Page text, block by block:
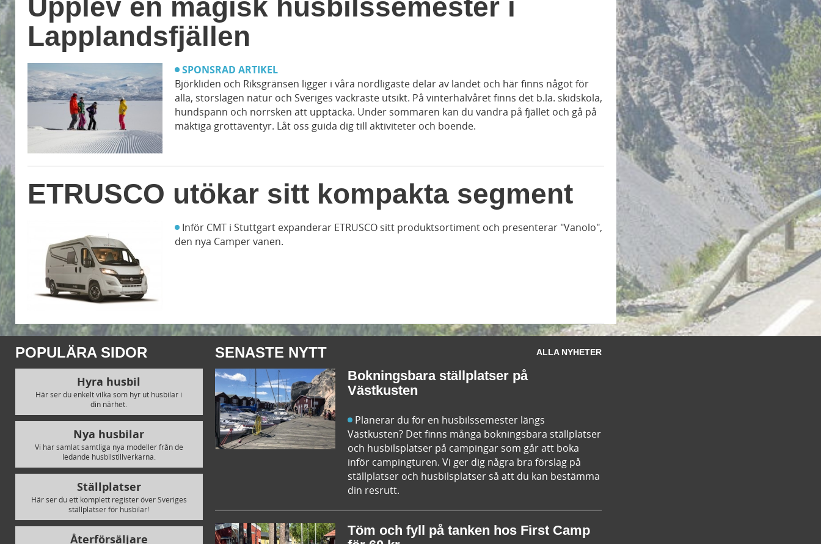
Upplev en magisk husbilssemester i
Lapplandsfjällen
SPONSRAD ARTIKEL
Björkliden och Riksgränsen ligger i våra nordligaste delar av landet och här finns något för
alla, storslagen natur och Sveriges vackraste utsikt. På vinterhalvåret finns det b.la. skidskola,
hundspann och norrsken att upptäcka. Under sommaren kan du vandra på fjället och gå på
mäktiga grottäventyr. Låt oss guida dig till aktiviteter och boende.
ETRUSCO utökar sitt kompakta segment
Inför CMT i Stuttgart expanderar ETRUSCO sitt produktsortiment och presenterar "Vanolo",
den nya Camper vanen.
POPULÄRA SIDOR
Hyra husbil
Här ser du enkelt vilka som hyr ut husbilar i
din närhet.
Nya husbilar
Vi har samlat samtliga nya modeller från de
ledande husbilstillverkarna.
Ställplatser
Här ser du ett komplett register över Sveriges
ställplatser för husbilar!
Återförsäljare
SENASTE NYTT ALLA NYHETER
Bokningsbara ställplatser på
Västkusten
Planerar du för en husbilssemester längs
Västkusten? Det finns många bokningsbara ställplatser
och husbilsplatser på campingar som går att boka
inför campingturen. Vi ger dig några bra förslag på
ställplatser och husbilsplatser så att du kan bestämma
din resrutt.
Töm och fyll på tanken hos First Camp